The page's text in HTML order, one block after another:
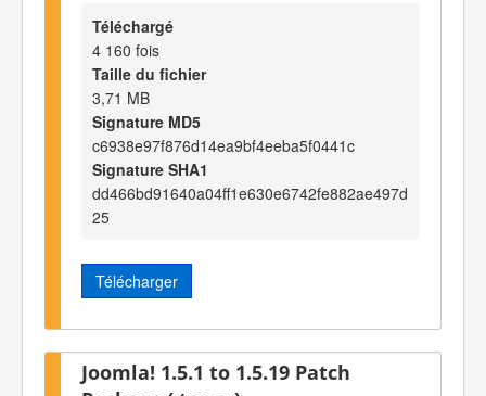
Téléchargé
4 160 fois
Taille du fichier
3,71 MB
Signature MD5
c6938e97f876d14ea9bf4eeba5f0441c
Signature SHA1
dd466bd91640a04ff1e630e6742fe882ae497d
25
Télécharger
Joomla! 1.5.1 to 1.5.19 Patch